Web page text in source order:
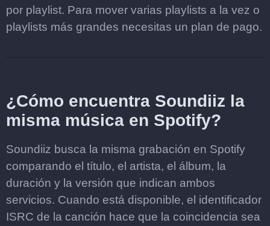
por playlist. Para mover varias playlists a la vez o
playlists más grandes necesitas un plan de pago.
¿Cómo encuentra Soundiiz la
misma música en Spotify?
Soundiiz busca la misma grabación en Spotify
comparando el título, el artista, el álbum, la
duración y la versión que indican ambos
servicios. Cuando está disponible, el identificador
ISRC de la canción hace que la coincidencia sea